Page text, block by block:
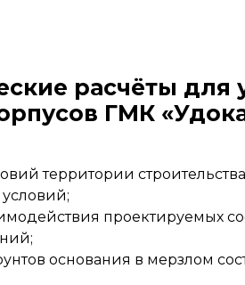
расчёты для
ГМК
территории
проектируемых
основания в мерзлом